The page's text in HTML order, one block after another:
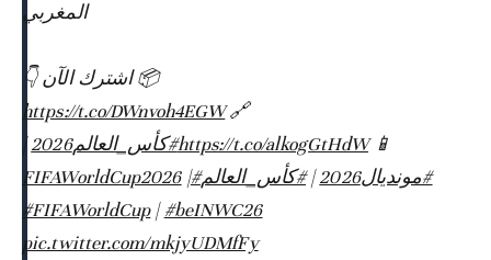
المغربي
📦 اشترك الآن 👇
🔗
https://t.co/DWnvoh4EGW
📱
https://t.co/alkogGtHdW#كأس_العالم2026
|
#مونديال2026
|#كأس_العالم#FIFAWorldCup2026
|
#FIFAWorldCup|#beINWC26
pic.twitter.com/mkjyUDMfFy